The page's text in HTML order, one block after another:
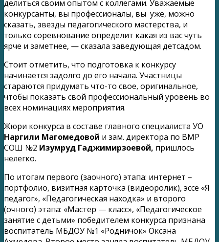
делиться своим опытом с коллегами. Уважаемые
конкурсанты, вы профессионалы, вы уже, можно
сказать, звезды педагогического мастерства, и
только соревнование определит какая из вас чуть
ярче и заметнее, — сказала заведующая детсадом.
Стоит отметить, что подготовка к конкурсу
начинается задолго до его начала. Участницы
стараются придумать что-то свое, оригинальное,
чтобы показать свой профессиональный уровень во
всех номинациях мероприятия.
Жюри конкурса в составе главного специалиста УО
Наргили Магомедовой и зам. директора по ВМР
СОШ №2 Изумруд Гаджимирзоевой, пришлось
нелегко.
По итогам первого (заочного) этапа: интернет –
портфолио, визитная карточка (видеоролик), эссе «Я
педагог», «Педагогическая находка» и второго
(очного) этапа: «Мастер — класс», «Педагогическое
занятие с детьми» победителем конкурса признана
воспитатель МБДОУ №1 «Родничок» Оксана